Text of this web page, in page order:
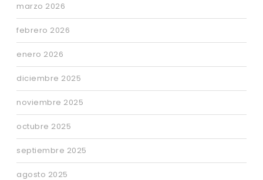
marzo 2026
febrero 2026
enero 2026
diciembre 2025
noviembre 2025
octubre 2025
septiembre 2025
agosto 2025